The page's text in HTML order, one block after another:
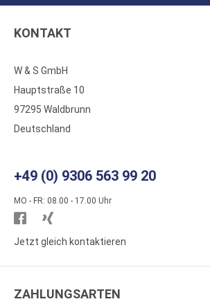
KONTAKT
W & S GmbH
Hauptstraße 10
97295 Waldbrunn
Deutschland
+49 (0) 9306 563 99 20
MO - FR: 08.00 - 17.00 Uhr
Besuchen
Sie
auf
Sie
auf
Jetzt gleich kontaktieren
ZAHLUNGSARTEN